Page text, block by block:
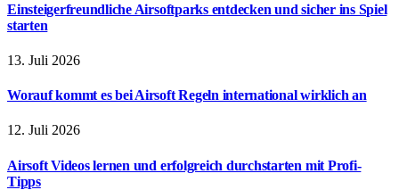
Einsteigerfreundliche Airsoftparks entdecken und sicher ins Spiel
starten
13. Juli 2026
Worauf kommt es bei Airsoft Regeln international wirklich an
12. Juli 2026
Airsoft Videos lernen und erfolgreich durchstarten mit Profi-
Tipps